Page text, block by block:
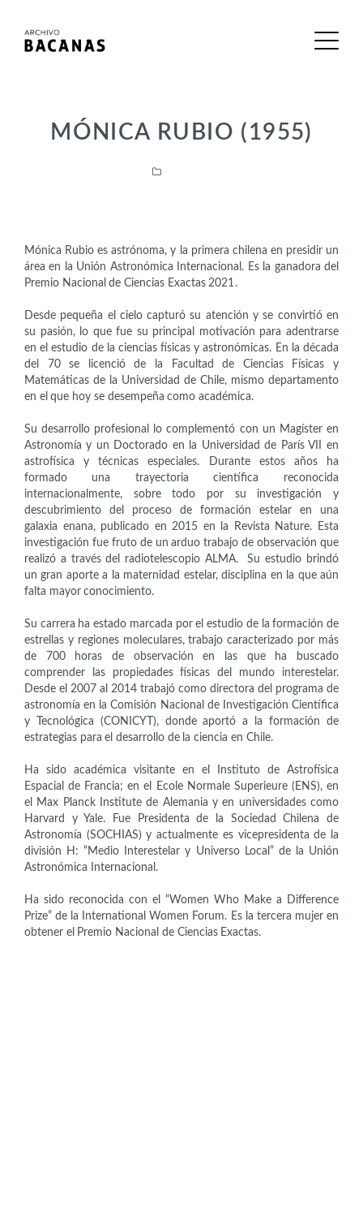
MÓNICA RUBIO (1955)
Mónica Rubio es astrónoma, y la primera chilena en presidir un
área en la Unión Astronómica Internacional. Es la ganadora del
Premio Nacional de Ciencias Exactas 2021.
Desde pequeña el cielo capturó su atención y se convirtió en
su pasión, lo que fue su principal motivación para adentrarse
en el estudio de la ciencias físicas y astronómicas. En la década
del 70 se licenció de la Facultad de Ciencias Físicas y
Matemáticas de la Universidad de Chile, mismo departamento
en el que hoy se desempeña como académica.
Su desarrollo profesional lo complementó con un Magíster en
Astronomía y un Doctorado en la Universidad de París VII en
astrofísica y técnicas especiales. Durante estos años ha
formado una trayectoria científica reconocida
internacionalmente, sobre todo por su investigación y
descubrimiento del proceso de formación estelar en una
galaxia enana, publicado en 2015 en la Revista Nature. Esta
investigación fue fruto de un arduo trabajo de observación que
realizó a través del radiotelescopio ALMA. Su estudio brindó
un gran aporte a la maternidad estelar, disciplina en la que aún
falta mayor conocimiento.
Su carrera ha estado marcada por el estudio de la formación de
estrellas y regiones moleculares, trabajo caracterizado por más
de 700 horas de observación en las que ha buscado
comprender las propiedades físicas del mundo interestelar.
Desde el 2007 al 2014 trabajó como directora del programa de
astronomía en la Comisión Nacional de Investigación Científica
y Tecnológica (CONICYT), donde aportó a la formación de
estrategias para el desarrollo de la ciencia en Chile.
Ha sido académica visitante en el Instituto de Astrofísica
Espacial de Francia; en el Ecole Normale Superieure (ENS), en
el Max Planck Institute de Alemania y en universidades como
Harvard y Yale. Fue Presidenta de la Sociedad Chilena de
Astronomía (SOCHIAS) y actualmente es vicepresidenta de la
división H: “Medio Interestelar y Universo Local” de la Unión
Astronómica Internacional.
Ha sido reconocida con el “Women Who Make a Difference
Prize” de la International Women Forum. Es la tercera mujer en
obtener el Premio Nacional de Ciencias Exactas.